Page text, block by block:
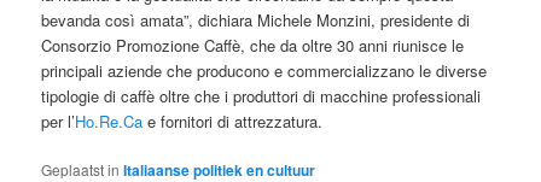
bevanda così amata”, dichiara Michele Monzini, presidente di
Consorzio Promozione Caffè, che da oltre 30 anni riunisce le
principali aziende che producono e commercializzano le diverse
tipologie di caffè oltre che i produttori di macchine professionali
per l’Ho.Re.Ca e fornitori di attrezzatura.
Geplaatst in Italiaanse politiek en cultuur